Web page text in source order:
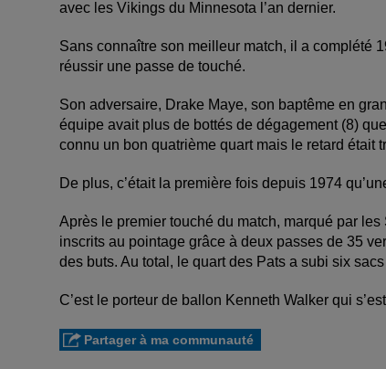
avec les Vikings du Minnesota l’an dernier.
Sans connaître son meilleur match, il a complété
réussir une passe de touché.
Son adversaire, Drake Maye, son baptême en
équipe avait plus de bottés de dégagement (8)
connu un bon quatrième quart mais le retard était
De plus, c’était la première fois depuis 1974
Après le premier touché du match, marqué par
inscrits au pointage grâce à deux passes de 35
des buts. Au total, le quart des Pats a subi six
C’est le porteur de ballon Kenneth Walker qui
Partager à ma communauté